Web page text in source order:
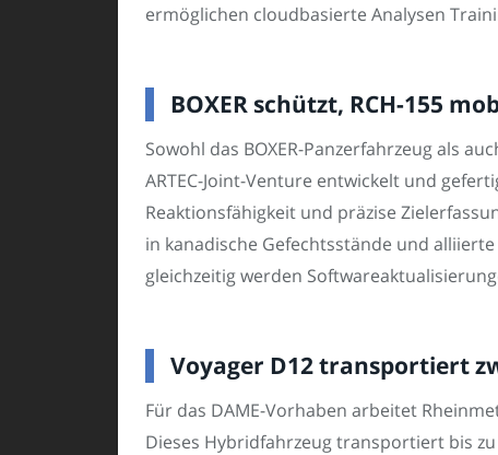
ermöglichen cloudbasierte Analysen
BOXER schützt, RCH-155
Sowohl das BOXER-Panzerfahrzeug als
ARTEC-Joint-Venture entwickelt und
Reaktionsfähigkeit und präzise
in kanadische Gefechtsstände und
gleichzeitig werden
Voyager D12 transportiert
Für das DAME-Vorhaben arbeitet
Dieses Hybridfahrzeug transportiert bis